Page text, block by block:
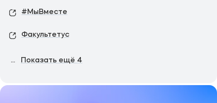
#МыВместе
Факультетус
... Показать ещё 4